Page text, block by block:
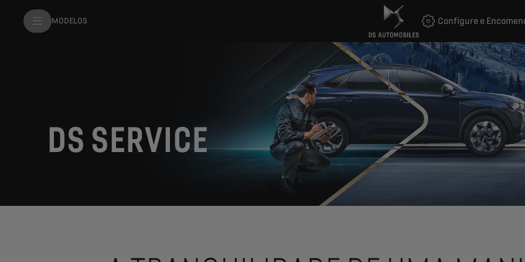
MODELOS Configure e
DS SERVICE